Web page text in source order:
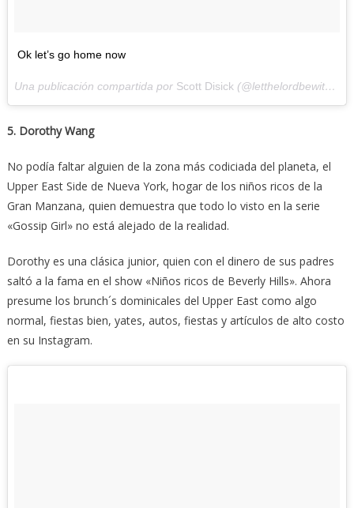
Ok let’s go home now
Una publicación compartida por Scott Disick (@letthelordbewithyou) el
5. Dorothy Wang
No podía faltar alguien de la zona más codiciada del planeta, el
Upper East Side de Nueva York, hogar de los niños ricos de la
Gran Manzana, quien demuestra que todo lo visto en la serie
«Gossip Girl» no está alejado de la realidad.
Dorothy es una clásica junior, quien con el dinero de sus padres
saltó a la fama en el show «Niños ricos de Beverly Hills». Ahora
presume los brunch´s dominicales del Upper East como algo
normal, fiestas bien, yates, autos, fiestas y artículos de alto costo
en su Instagram.